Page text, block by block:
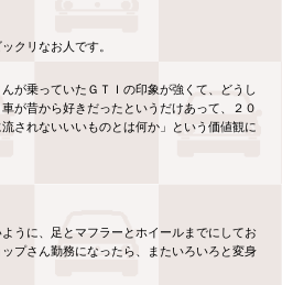
クリなお人です。
が乗っていたＧＴＩの印象が強くて、どうし
が昔から好きだったというだけあって、２０
されないいいものとは何か」という価値観に
うに、足とマフラーとホイールまでにしてお
プさん勤務になったら、またいろいろと変身